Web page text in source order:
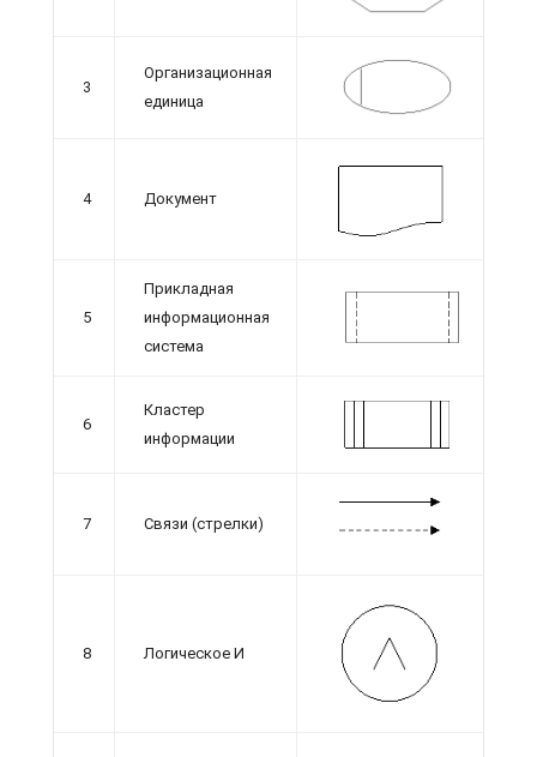
3
Организационная
единица
4 Документ
5
Прикладная
информационная
система
6
Кластер
информации
7 Связи (стрелки)
8 Логическое И